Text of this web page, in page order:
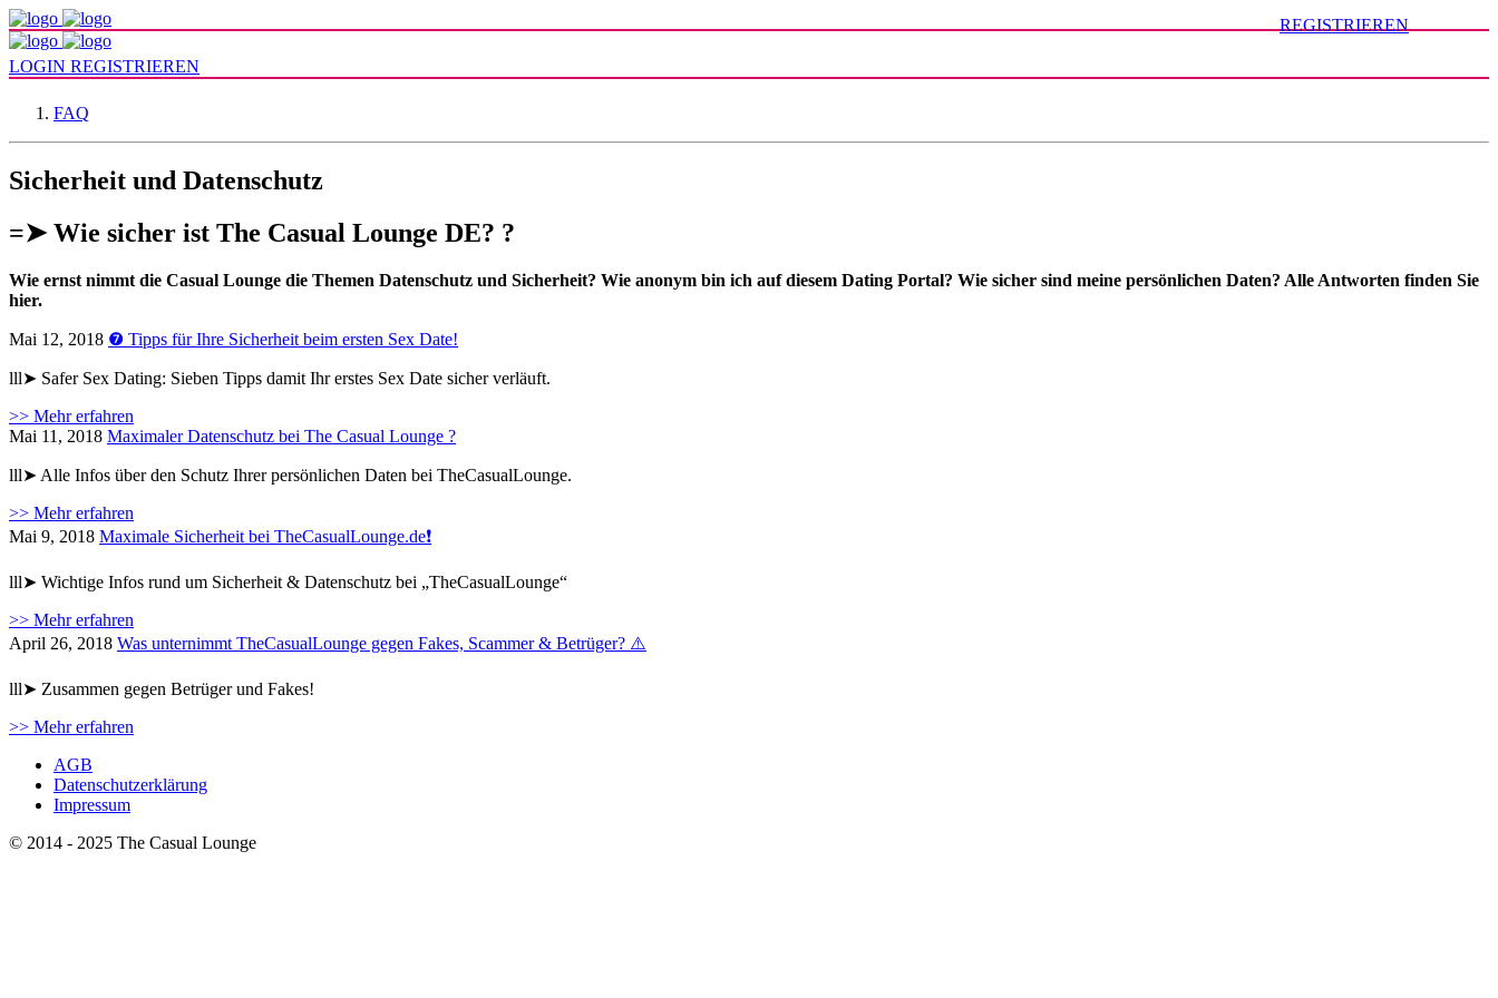
REGISTRIEREN
LOGIN REGISTRIEREN
FAQ
Sicherheit und Datenschutz
=➤ Wie sicher ist The Casual Lounge DE? ?
Wie ernst nimmt die Casual Lounge die Themen Datenschutz und Sicherheit? Wie anonym bin ich auf diesem Dating Portal? Wie sicher sind meine persönlichen Daten? Alle Antworten finden Sie
hier.
Mai 12, 2018 ❼ Tipps für Ihre Sicherheit beim ersten Sex Date!
lll➤ Safer Sex Dating: Sieben Tipps damit Ihr erstes Sex Date sicher verläuft.
>> Mehr erfahren
Mai 11, 2018 Maximaler Datenschutz bei The Casual Lounge ?
lll➤ Alle Infos über den Schutz Ihrer persönlichen Daten bei TheCasualLounge.
>> Mehr erfahren
Mai 9, 2018 Maximale Sicherheit bei TheCasualLounge.de❗
lll➤ Wichtige Infos rund um Sicherheit & Datenschutz bei „TheCasualLounge“
>> Mehr erfahren
April 26, 2018 Was unternimmt TheCasualLounge gegen Fakes, Scammer & Betrüger? ⚠️
lll➤ Zusammen gegen Betrüger und Fakes!
>> Mehr erfahren
AGB
Datenschutzerklärung
Impressum
© 2014 - 2025 The Casual Lounge